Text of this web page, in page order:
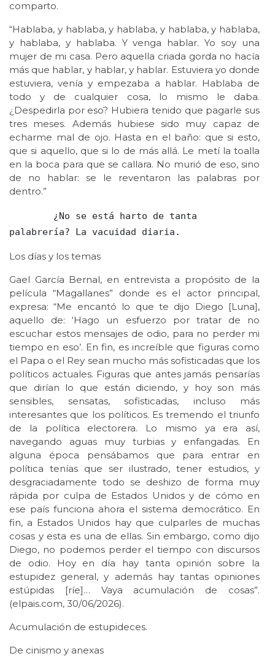
comparto.
“Hablaba, y hablaba, y hablaba, y hablaba, y hablaba,
y hablaba, y hablaba. Y venga hablar. Yo soy una
mujer de mi casa. Pero aquella criada gorda no hacía
más que hablar, y hablar, y hablar. Estuviera yo donde
estuviera, venía y empezaba a hablar. Hablaba de
todo y de cualquier cosa, lo mismo le daba.
¿Despedirla por eso? Hubiera tenido que pagarle sus
tres meses. Además hubiese sido muy capaz de
echarme mal de ojo. Hasta en el baño: que si esto,
que si aquello, que si lo de más allá. Le metí la toalla
en la boca para que se callara. No murió de eso, sino
de no hablar: se le reventaron las palabras por
dentro.”
palabrería? La vacuidad diaria.
Los días y los temas
Gael García Bernal, en entrevista a propósito de la
película “Magallanes” donde es el actor principal,
expresa: “Me encantó lo que te dijo Diego [Luna],
aquello de: ‘Hago un esfuerzo por tratar de no
escuchar estos mensajes de odio, para no perder mi
tiempo en eso’. En fin, es increíble que figuras como
el Papa o el Rey sean mucho más sofisticadas que los
políticos actuales. Figuras que antes jamás pensarías
que dirían lo que están diciendo, y hoy son más
sensibles, sensatas, sofisticadas, incluso más
interesantes que los políticos. Es tremendo el triunfo
de la política electorera. Lo mismo ya era así,
navegando aguas muy turbias y enfangadas. En
alguna época pensábamos que para entrar en
política tenías que ser ilustrado, tener estudios, y
desgraciadamente todo se deshizo de forma muy
rápida por culpa de Estados Unidos y de cómo en
ese país funciona ahora el sistema democrático. En
fin, a Estados Unidos hay que culparles de muchas
cosas y esta es una de ellas. Sin embargo, como dijo
Diego, no podemos perder el tiempo con discursos
de odio. Hoy en día hay tanta opinión sobre la
estupidez general, y además hay tantas opiniones
estúpidas [ríe]… Vaya acumulación de cosas”.
(elpais.com, 30/06/2026).
Acumulación de estupideces.
De cinismo y anexas